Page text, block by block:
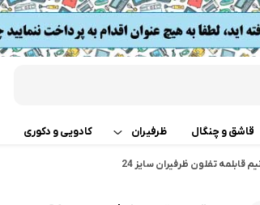
قاشق و چنگال ظرفیران کادویی و دکوری
قابلمه تفلون ظرفیران سایز 24